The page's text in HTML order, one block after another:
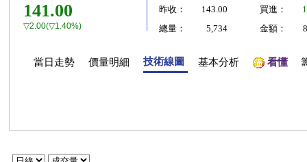
141.00
▽2.00(▽1.40%)
昨收：
143.00 買進：
總量：
5,734 金額：
當日走勢 價量明細 技術線圖 基本分析 看懂